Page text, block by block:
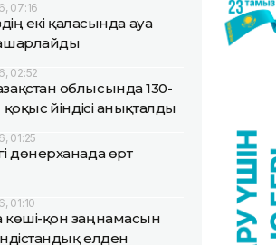
07:16
екі қаласында ауа
02:52
облысында 130-
үйіндісі анықталды
01:25
дөнерханада өрт
01:10
қон заңнамасын
елден